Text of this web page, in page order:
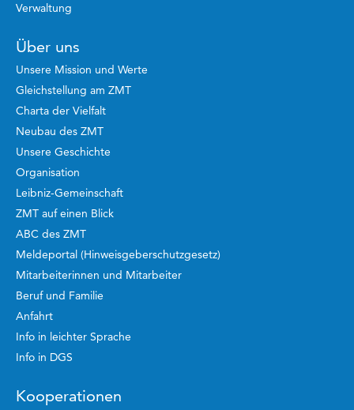
Verwaltung
Über uns
Unsere Mission und Werte
Gleichstellung am ZMT
Charta der Vielfalt
Neubau des ZMT
Unsere Geschichte
Organisation
Leibniz-Gemeinschaft
ZMT auf einen Blick
ABC des ZMT
Meldeportal (Hinweisgeberschutzgesetz)
Mitarbeiterinnen und Mitarbeiter
Beruf und Familie
Anfahrt
Info in leichter Sprache
Info in DGS
Kooperationen